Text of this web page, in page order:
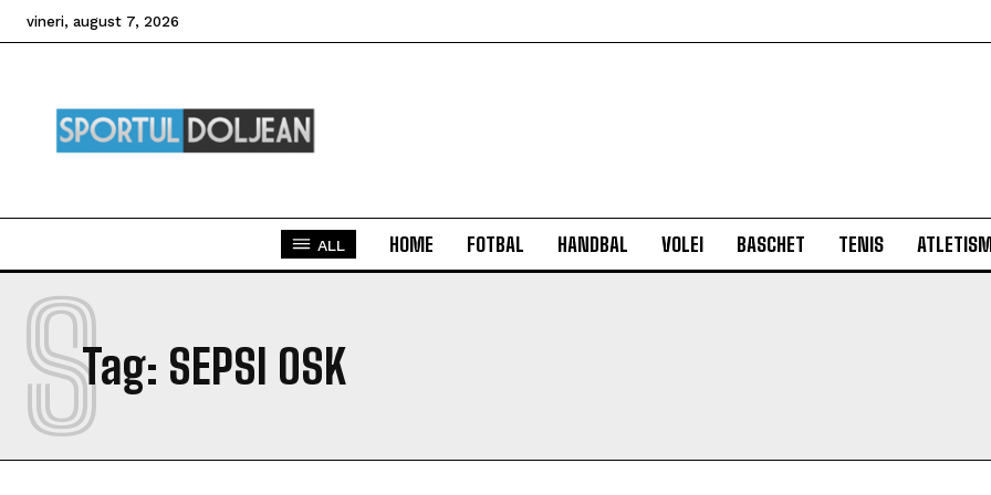
vineri, august 7, 2026
ALL HOME FOTBAL HANDBAL VOLEI BASCHET TENIS
Tag: SEPSI OSK
S